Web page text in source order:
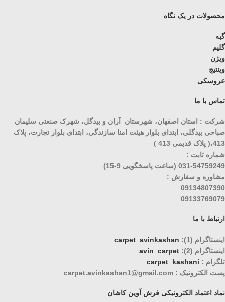
محصولات در یک نگاه
گبه
گلیم
ویژن
وینتیج
عروسکی
تماس با ما
شرکت : استان اصفهان، شهرستان آران و بیدگل، شهرک صنعتی سلیمان
صباحی بیدگلی، ابتدای بلوار هیئت امنا سازندگی، ابتدای بلوار تجارت، پلاک
413،( پلاک قدیمی 413 )
شماره ثابت :
031-54759249 (ساعت پاسخگویی 9-15)
مشاوره و سفارش :
09134807390
09133769079
ارتباط با ما
اینستاگرام (1):
carpet_avinkashan
اینستاگرام (2):
avin_carpet
تلگرام : carpet_kashani
پست الکترونیک : carpet.avinkashan1@gmail.com
نماد اعتماد الکترونیکی فرش آوین کاشان